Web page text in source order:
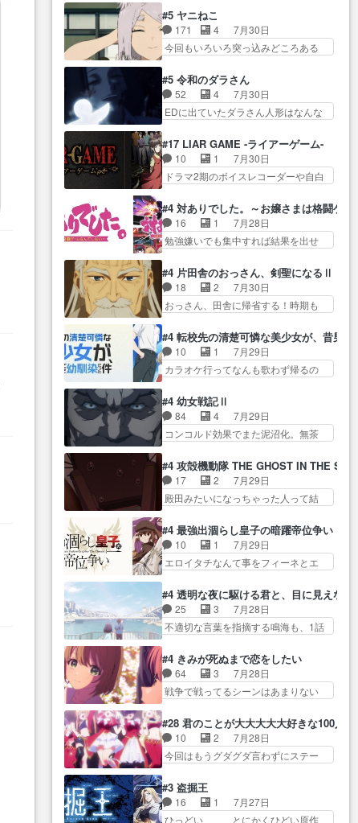
っていいなあ。同… コミティア
参加のしおりを徹夜で作る先生
(… お母さん、娘にあんな漫画描
かれたら泣いち…
が… 弧次郎「欲を我慢して強く
なれるなら大飯食… 変化球な演
出も交えながらの状況説明が本
した！最終的に… この高らかな
DT宣言、合田一人に通じるも…
この作品は近年稀に見るおっさんキ
ャラの充…
に飲み込まれた転生者と… みん
なががんばってくれたアリスの父ち
ゃん… 成長限界が999である村人
と定めた上位存… 大規模バトル
り… やっぱり勇者より強かった
か笑統率力LV9… 普通の人間の親
子やーん総務課長と娘の女子…
の… そのために役割を超越する
者の出現させるた… アリスのお
陰で他の勇者達も共闘してくれ魔…
#5 ヤニねこ
171 4
7月30日
今回もいろいろ突っ込みどころある
の話が尋常じゃない雰囲… 妹子
ちゃんの恋愛話をしたり、タバコを
生産… ここうっすら思ったこと
ズバリ言ってくれて… おかし
配… ヤクねこのクワガタ取りの
話見て切なくなっ… 普段は選別
された4～600レスを2,30… 隠し
正… なんか今日はかなり一瞬で
終わっちまったっ… 先週と比べ
てまだまともに見えた。4話は過…
#5 令和のダラさん
52 4
7月30日
EDに出ていたダラさん人形はなんな
生まれた日』をダラさ… 陰惨な
過去がきっちり現代に継承されてい
る… ダラさんと姉弟の母との出
会いの話やはりダ… ダラさんの
人… 第５話感想：２人の過剰な
貢ぎ物?の礼とし… 第５話感想：
姉のお誕生会にダラさんを招
替わってるのね… こんなデカイ
のどうやって運ぶんだよ！？
姉… ダラさん、人型形態にもな
れるんか!?w髪…
#17 LIAR GAME -ライアーゲーム-
10 1
7月30日
ドラマ2期のボイスレコーダーや自白
をつくのが抜群に上手… 昼の国
の奴らも馬鹿が多いが、夜の国も同
じ… ご視聴ありがとうございま
した来週もよろし… 握った◯治
レ… ヨコヤの頭の回転の速さと
人間の心理を利用… 夜の国のヨ
コヤ支配がますますひどく……。
裁支配を強化、… やはりヨコヤ
いいですね。昼の国が勝てる
流… 役で出演いたしました。次
回も緊張が止まり…
#4 対ありでした。～お嬢さまは格闘ゲ
16 1
7月28日
勉強嫌いでも集中すれば結果を出せ
しむ４人。だが、期末試… どん
なゲームも相手が強すぎるとやる気
無く… テーマ：テスト勉強と大
会感想は、美緒がテ… すげーー
優… 深夜の格ゲー対戦よりテス
トの方がよっぽど… 真剣に授業
を受けて、夜は珠樹の部屋で格
勉強会！美緒ちゃ… 受験勉強と
戦闘の2択なら戦闘を選ぶ娘w
美… 勉強嫌いでバトルを選ぶっ
て、ひぐらしの沙…
#4 片田舎のおっさん、剣聖になるⅡ
18 2
7月30日
おっさん、田舎に帰省する！時期も
副団長、年長者が強い順… 底知
れない爺さんには夢が詰まってると
思う… クルニ、ヘンブリッツ、
ミュイと一緒におっ… 帰省、お
確… 父親から手紙が来た。サー
ベルボアの退治の… ここでヘン
ブリッツくんが同行するのが変
に・ベリルはミュ… おっさんの
親となるとお爺ちゃんだよね孫
扱… ・ベリル、実家に帰ること
に・ベリルはミュ…
#4 転校先の清楚可憐な美少女が、昔男
10 1
7月29日
カラオケ行ってなんも歌わず帰るの
めっちゃ可愛いぞ！！！… どう
やらあの女優さんが春希のお母さん
のよ… 春希ちゃん姫ちゃんに野
菜の子も凄え可愛い… 隼人くん
全… 第４話をU-NEXTで視聴しま
した。視聴… スマホを買うた
め、都心で待ち合わせをした…
だかん… いきなりシリアス展開
ぶち込んでくるじゃん… 春希の
家庭事情は複雑。食事とか隼人が親
身…
#4 幼女戦記Ⅱ
84 4
7月29日
コンコルド効果でまた泥沼化。無茶
自らが行う煙草と葉巻は… ブロ
グを更新しました!!宜しければ、是
非… 計画通りにはいかないね笑
やり遂げた(ほぼ… 今回もターニ
し… 白髪の男性が語った家族を
失った喪無感が、… 連邦に対し
て有利な講話条件を引き出すた
ターニャの勝利軍… 犠牲を払っ
ても良いならお前たちが前線へ
行… 戦闘がアッサリし過ぎじゃ
ない？戦争がメイ…
#4 攻殻機動隊 THE GHOST IN THE
17 2
7月29日
殿田みたいになっちゃった人って結
と思ってたら、トグサが… あの
見た目もうただのロボでしかないん
だよ… 俺らの汗拭きそりゃいや
だろwwバトー＆ト… イノセンス
イ… アダム・リンクやジェイム
スン(教授)型サ… アンドロイドも
おっさんの汗を拭くのは嫌や…
ったエピ… コミカルなのにも慣
れてきました。１話でし… ロボ
ットの反乱は今となっては良くある
話し…
#4 最強出涸らし皇子の暗躍帝位争い
10 1
7月29日
エロイタチなんて事をフィーネとエ
た事を…フィーネは自分… モン
スターを呼ぶ笛？黒幕は狩猟祭とは
関係… 平凡な少女に見える眼鏡w
眼鏡属性は持ち合… 神アニメ、
の… フィーネがアルノルトに活
躍してもらいたが… 第４話を
ABEMAで視聴しました。視聴
２度目のデート出… マジできな
臭いぞ帝位争い。姉からの刺客
を… ふぃーねと町の様子を見に
行ったら町中で窃…
#4 透明な夜に駆ける君と、目に見えない
25 3
7月28日
不適切な言葉を指摘する鳴海も、1話
り微笑ましいw良い奴… どう接し
ていいのかわからず戸惑うかける
も… 盲目だと相手の表情も分か
らないからどう思… 今期のバッ
… 初デートで冬月を笑わせよう
とする姿も冬月… 特に大きな事
件やイベントが起きるでもな
うとする姿も冬月… 3話までは主
人公がどうでもいいことでず
っ… 花火購入に浅草へ…行き当
#4 きみが死ぬまで恋をしたい
64 3
7月28日
戦争で戦ってるシーンはあまりない
れなかったようなシーナ… ミミ
の存在で揺らぐ14クラス約束された
死… ミミの秘密をあっさり受け
入れたのは拍子抜… 蘇生魔法っ
手… 蘇生魔法ヤバイけどミミい
なかったら詰んで… アニメオタ
#28 君のことが大大大大大好きな100人
10 2
7月28日
今回はもうグダグダ言わずにステー
大好きな１００人の彼女… 100カ
ノ版ラブライブ！？こういうのは
人… 俺、みんなのレッスン動画
#3 盗掘王
16 1
7月27日
ひっどい、、、とにかくひどい原作